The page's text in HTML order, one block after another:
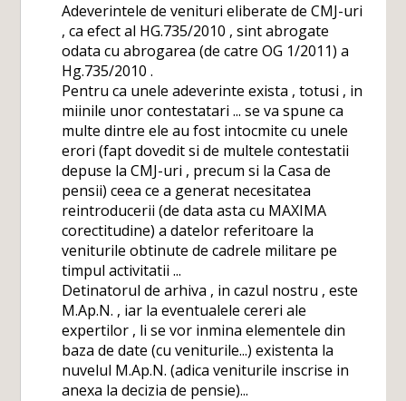
Adeverintele de venituri eliberate de CMJ-uri
, ca efect al HG.735/2010 , sint abrogate
odata cu abrogarea (de catre OG 1/2011) a
Hg.735/2010 .
Pentru ca unele adeverinte exista , totusi , in
miinile unor contestatari ... se va spune ca
multe dintre ele au fost intocmite cu unele
erori (fapt dovedit si de multele contestatii
depuse la CMJ-uri , precum si la Casa de
pensii) ceea ce a generat necesitatea
reintroducerii (de data asta cu MAXIMA
corectitudine) a datelor referitoare la
veniturile obtinute de cadrele militare pe
timpul activitatii ...
Detinatorul de arhiva , in cazul nostru , este
M.Ap.N. , iar la eventualele cereri ale
expertilor , li se vor inmina elementele din
baza de date (cu veniturile...) existenta la
nuvelul M.Ap.N. (adica veniturile inscrise in
anexa la decizia de pensie)...